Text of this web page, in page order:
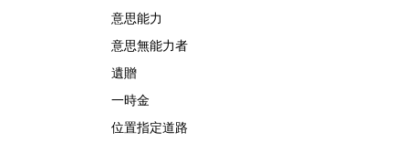
意思能力
意思無能力者
遺贈
一時金
位置指定道路